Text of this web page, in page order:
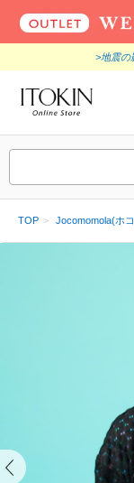
>地震の
TOP Jocomomola(ホ